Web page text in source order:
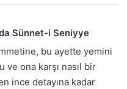
Sünnet-i Seniyye
bu ayette yemini
ve ona karşı nasıl bir
ince detayına kadar